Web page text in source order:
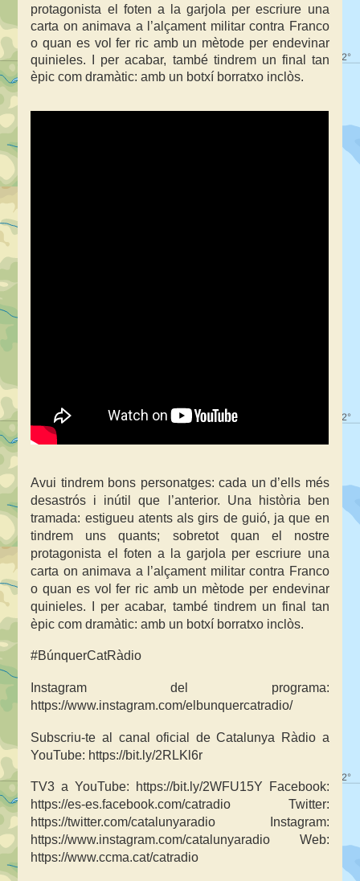
protagonista el foten a la garjola per escriure una
carta on animava a l’alçament militar contra Franco
o quan es vol fer ric amb un mètode per endevinar
quinieles. I per acabar, també tindrem un final tan
èpic com dramàtic: amb un botxí borratxo inclòs.
Avui tindrem bons personatges: cada un d’ells més
desastrós i inútil que l’anterior. Una història ben
tramada: estigueu atents als girs de guió, ja que en
tindrem uns quants; sobretot quan el nostre
protagonista el foten a la garjola per escriure una
carta on animava a l’alçament militar contra Franco
o quan es vol fer ric amb un mètode per endevinar
quinieles. I per acabar, també tindrem un final tan
èpic com dramàtic: amb un botxí borratxo inclòs.
#BúnquerCatRàdio
Instagram del programa:
https://www.instagram.com/elbunquercatradio/
Subscriu-te al canal oficial de Catalunya Ràdio a
YouTube: https://bit.ly/2RLKl6r
TV3 a YouTube: https://bit.ly/2WFU15Y Facebook:
https://es-es.facebook.com/catradio Twitter:
https://twitter.com/catalunyaradio Instagram:
https://www.instagram.com/catalunyaradio Web:
https://www.ccma.cat/catradio